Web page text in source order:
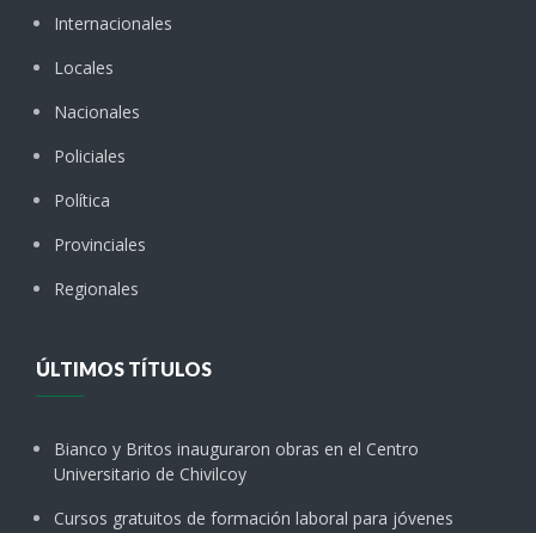
Internacionales
Locales
Nacionales
Policiales
Política
Provinciales
Regionales
ÚLTIMOS TÍTULOS
Bianco y Britos inauguraron obras en el Centro
Universitario de Chivilcoy
Cursos gratuitos de formación laboral para jóvenes